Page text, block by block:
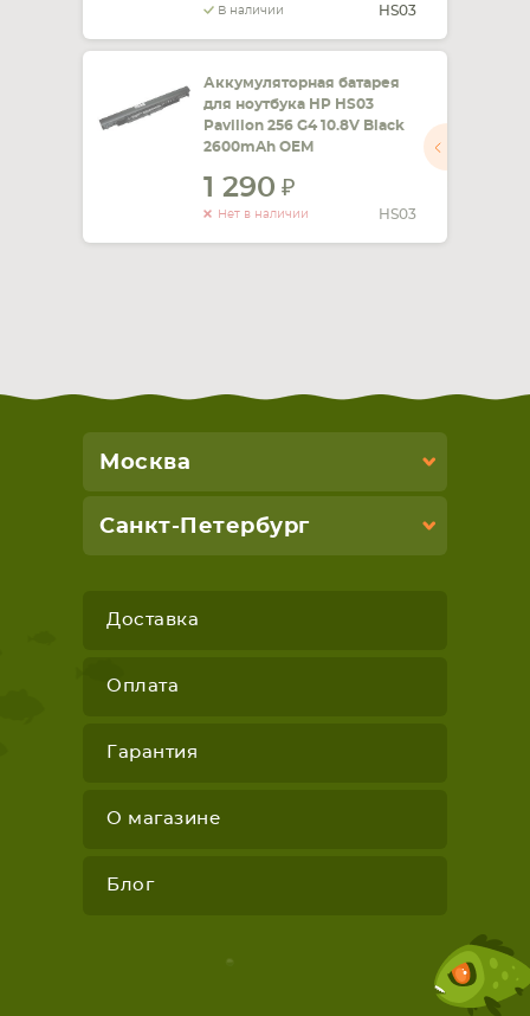
В наличии HS03
Аккумуляторная батарея
для ноутбука HP HS03
Pavilion 256 G4 10.8V Black
2600mAh OEM
1 290
Нет в наличии HS03
Москва
Санкт-Петербург
Доставка
Оплата
Гарантия
О магазине
Блог